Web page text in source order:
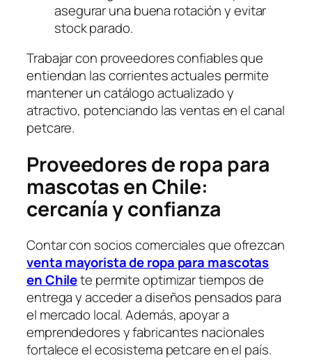
asegurar una buena rotación y evitar
stock parado.
Trabajar con proveedores confiables que
entiendan las corrientes actuales permite
mantener un catálogo actualizado y
atractivo, potenciando las ventas en el canal
petcare.
Proveedores de ropa para
mascotas en Chile:
cercanía y confianza
Contar con socios comercialesque ofrezcan
venta mayorista de ropa para mascotas
en Chilete permite optimizar tiempos de
entrega y acceder a diseños pensados para
el mercado local. Además, apoyar a
emprendedores y fabricantes nacionales
fortalece el ecosistema petcare en el país.